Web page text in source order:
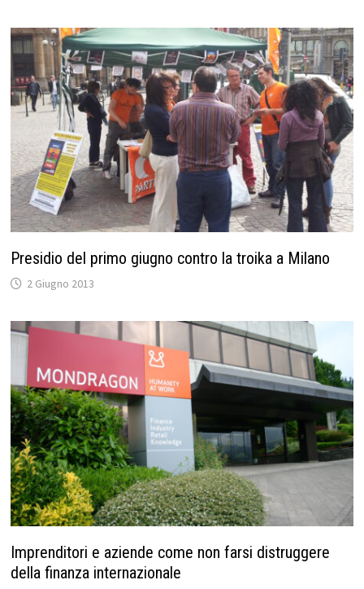
Presidio del primo giugno contro la troika a Milano
2 Giugno 2013
Imprenditori e aziende come non farsi distruggere
della finanza internazionale